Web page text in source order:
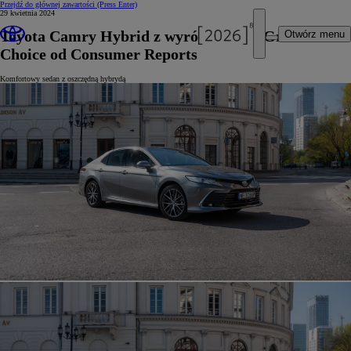
Przejdź do głównej zawartości (Press Enter)
Otwórz menu
29 kwietnia 2024
Toyota Camry Hybrid z wyróżnieniem Green
Choice od Consumer Reports
Komfortowy sedan z oszczędną hybrydą